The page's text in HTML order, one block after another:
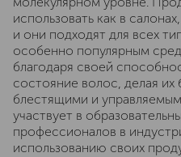
использовать как в
и они подходят для всех
особенно популярным
благодаря своей
состояние волос, делая их
блестящими и
участвует в
профессионалов в
использованию своих